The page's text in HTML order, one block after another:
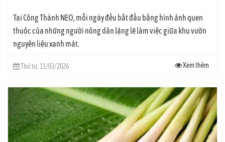
Tại Công Thành NEO, mỗi ngày đều bắt đầu bằng hình ảnh quen
thuộc của những người nông dân lặng lẽ làm việc giữa khu vườn
nguyên liệu xanh mát.
Thứ tư, 11/03/2026 Xem thêm